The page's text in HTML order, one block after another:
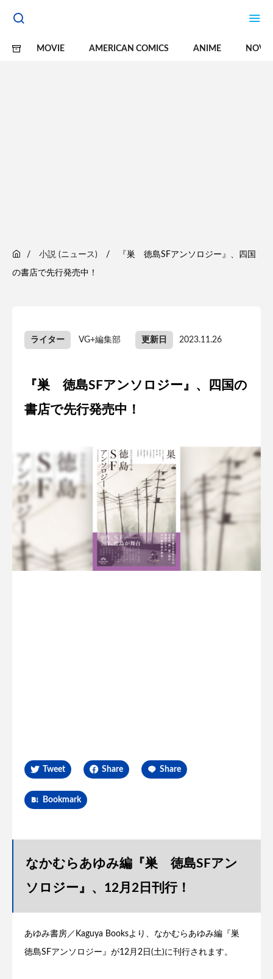
MOVIE AMERICAN COMICS ANIME
小説 (ニュース) 『巣 徳島SFアンソロジー』、四国
の書店で先行発売中！
ライター VG+編集部 更新日 2023.11.26
『巣 徳島SFアンソロジー』、四国の
書店で先行発売中！
Tweet Share Share
Bookmark
なかむらあゆみ編『巣 徳島SFアン
ソロジー』、12月2日刊行！
あゆみ書房／Kaguya Booksより、なかむらあゆみ編『巣
徳島SFアンソロジー』が12月2日(土)に刊行されます。